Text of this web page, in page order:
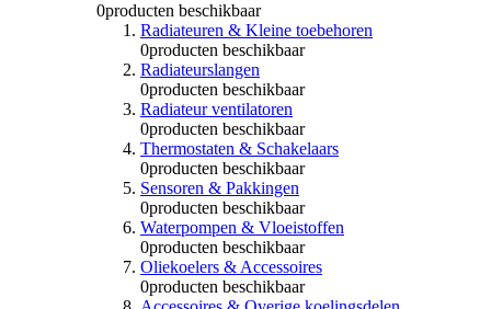
0producten beschikbaar
Radiateuren & Kleine toebehoren
0producten beschikbaar
Radiateurslangen
0producten beschikbaar
Radiateur ventilatoren
0producten beschikbaar
Thermostaten & Schakelaars
0producten beschikbaar
Sensoren & Pakkingen
0producten beschikbaar
Waterpompen & Vloeistoffen
0producten beschikbaar
Oliekoelers & Accessoires
0producten beschikbaar